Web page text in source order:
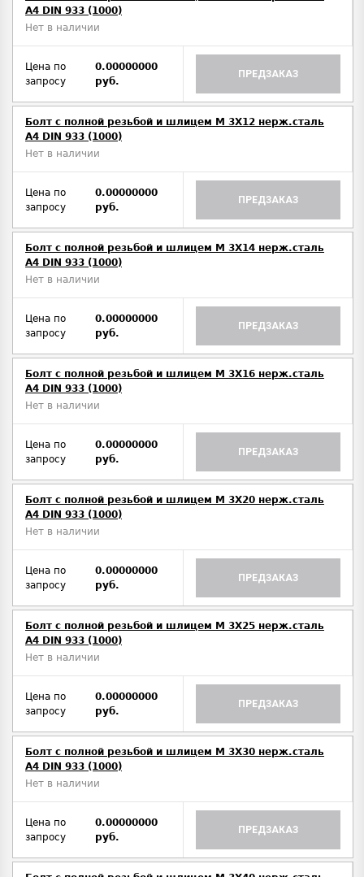
A4 DIN 933 (1000)
Нет в наличии
Цена по
запросу
0.00000000
руб.
ПРЕДЗАКАЗ
Болт с полной резьбой и шлицем M 3Х12 нерж.сталь
A4 DIN 933 (1000)
Нет в наличии
Цена по
запросу
0.00000000
руб.
ПРЕДЗАКАЗ
Болт с полной резьбой и шлицем M 3Х14 нерж.сталь
A4 DIN 933 (1000)
Нет в наличии
Цена по
запросу
0.00000000
руб.
ПРЕДЗАКАЗ
Болт с полной резьбой и шлицем M 3Х16 нерж.сталь
A4 DIN 933 (1000)
Нет в наличии
Цена по
запросу
0.00000000
руб.
ПРЕДЗАКАЗ
Болт с полной резьбой и шлицем M 3Х20 нерж.сталь
A4 DIN 933 (1000)
Нет в наличии
Цена по
запросу
0.00000000
руб.
ПРЕДЗАКАЗ
Болт с полной резьбой и шлицем M 3Х25 нерж.сталь
A4 DIN 933 (1000)
Нет в наличии
Цена по
запросу
0.00000000
руб.
ПРЕДЗАКАЗ
Болт с полной резьбой и шлицем M 3Х30 нерж.сталь
A4 DIN 933 (1000)
Нет в наличии
Цена по
запросу
0.00000000
руб.
ПРЕДЗАКАЗ